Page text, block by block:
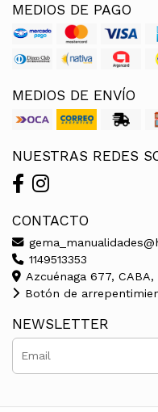
MEDIOS DE PAGO
MEDIOS DE ENVÍO
NUESTRAS REDES
CONTACTO
1149513353
Azcuénaga 677,
Botón de
NEWSLETTER